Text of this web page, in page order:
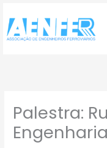
para
conteúdo
Palestra: